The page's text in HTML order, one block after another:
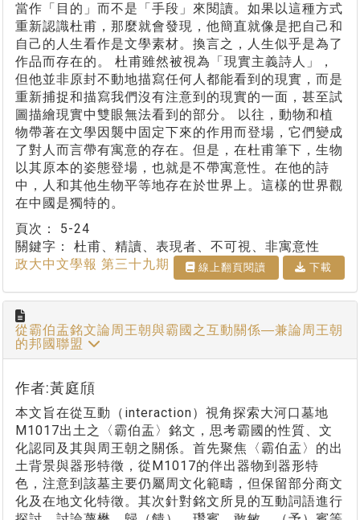
當作「目的」而不是「手段」來閱讀。如果以這種方式
重新認識杜甫，那麼就會發現，他簡直就像是把自己和
自己的人生看作是文學素材。換言之，人生似乎是為了
作品而存在的。 杜甫雖然被視為「現實主義詩人」，
但他並非原封不動地描寫任何人都能看到的現實，而是
重新捕捉和描寫我們沒有注意到的現實的一面，甚至試
圖描繪現實中雙眼無法看到的部分。 以往，動物和植
物帶著在文學因襲中固定下來的作用而登場，它們變成
了對人而言帶有寓意的存在。但是，在杜甫筆下，生物
以其原本的姿態登場，也就是不帶寓意性。在他的詩
中，人和其他生物平等地存在於世界上。這樣的世界觀
在中國是獨特的。
頁次： 5-24
關鍵字： 杜甫、精讀、表現者、不可視、非寓意性
政大中文學報 第三十九期
線上翻⾴閱讀 下載
從霸伯盂銘文論周王朝與霸國之互動關係―兼論周王朝
的邦國聯盟
作者:黃庭頎
本文旨在從互動（interaction）視角探索大河口墓地
M1017出土之〈霸伯盂〉銘文，思考霸國的性質、文
化認同及其與周王朝之關係。首先聚焦〈霸伯盂〉的出
土背景與器形特徵，從M1017的伴出器物到器形特
色，注意到該墓主要仍屬周文化範疇，但保留部分商文
化及在地文化特徵。其次針對銘文所見的互動詞語進行